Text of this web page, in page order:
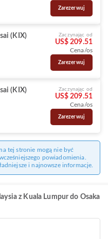
Zarezerwuj
(KIX) Zaczynając od
US$ 209.51
Cena/os
Zarezerwuj
(KIX) Zaczynając od
US$ 209.51
Cena/os
Zarezerwuj
tej stronie mogą nie być
powiadomienia.
i najnowsze informacje.
z Kuala Lumpur do Osaka